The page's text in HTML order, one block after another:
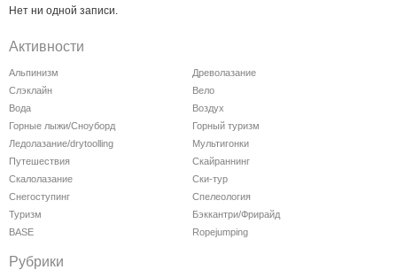
Нет ни одной записи.
Активности
Альпинизм
Древолазание
Слэклайн
Вело
Вода
Воздух
Горные лыжи/Сноуборд
Горный туризм
Ледолазание/drytoolling
Мультигонки
Путешествия
Скайраннинг
Скалолазание
Ски-тур
Снегоступинг
Спелеология
Туризм
Бэккантри/Фрирайд
BASE
Ropejumping
Рубрики